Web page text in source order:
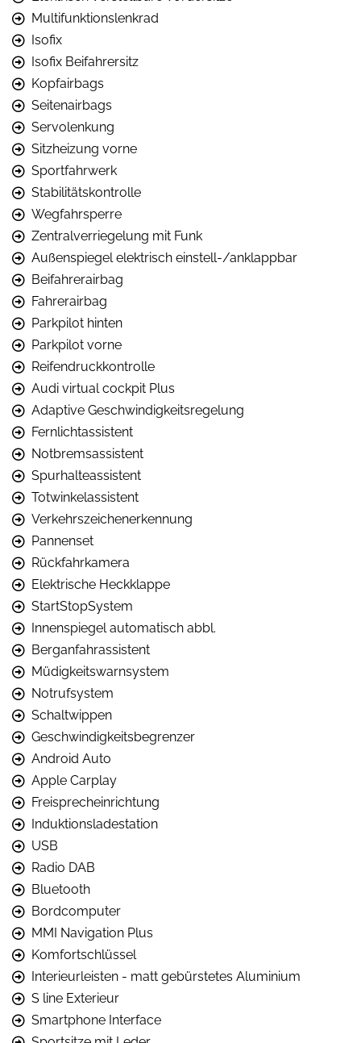
Multifunktionslenkrad
Isofix
Isofix Beifahrersitz
Kopfairbags
Seitenairbags
Servolenkung
Sitzheizung vorne
Sportfahrwerk
Stabilitätskontrolle
Wegfahrsperre
Zentralverriegelung mit Funk
Außenspiegel elektrisch einstell-/anklappbar
Beifahrerairbag
Fahrerairbag
Parkpilot hinten
Parkpilot vorne
Reifendruckkontrolle
Audi virtual cockpit Plus
Adaptive Geschwindigkeitsregelung
Fernlichtassistent
Notbremsassistent
Spurhalteassistent
Totwinkelassistent
Verkehrszeichenerkennung
Pannenset
Rückfahrkamera
Elektrische Heckklappe
StartStopSystem
Innenspiegel automatisch abbl.
Berganfahrassistent
Müdigkeitswarnsystem
Notrufsystem
Schaltwippen
Geschwindigkeitsbegrenzer
Android Auto
Apple Carplay
Freisprecheinrichtung
Induktionsladestation
USB
Radio DAB
Bluetooth
Bordcomputer
MMI Navigation Plus
Komfortschlüssel
Interieurleisten - matt gebürstetes Aluminium
S line Exterieur
Smartphone Interface